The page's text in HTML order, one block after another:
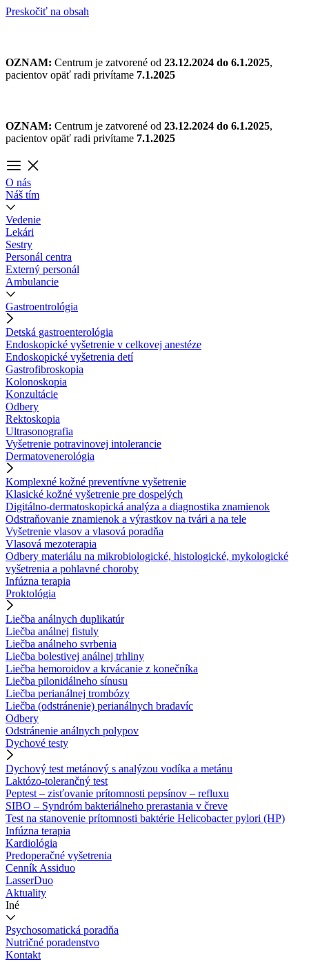
Preskočiť na obsah
OZNAM: Centrum je zatvorené od 23.12.2024 do 6.1.2025,
pacientov opäť radi privítame 7.1.2025
OZNAM: Centrum je zatvorené od 23.12.2024 do 6.1.2025,
pacientov opäť radi privítame 7.1.2025
O nás
Náš tím
Vedenie
Lekári
Sestry
Personál centra
Externý personál
Ambulancie
Gastroentrológia
Detská gastroenterológia
Endoskopické vyšetrenie v celkovej anestéze
Endoskopické vyšetrenia detí
Gastrofibroskopia
Kolonoskopia
Konzultácie
Odbery
Rektoskopia
Ultrasonografia
Vyšetrenie potravinovej intolerancie
Dermatovenerológia
Komplexné kožné preventívne vyšetrenie
Klasické kožné vyšetrenie pre dospelých
Digitálno-dermatoskopická analýza a diagnostika znamienok
Odstraňovanie znamienok a výrastkov na tvári a na tele
Vyšetrenie vlasov a vlasová poradňa
Vlasová mezoterapia
Odbery materiálu na mikrobiologické, histologické, mykologické
vyšetrenia a pohlavné choroby
Infúzna terapia
Proktológia
Liečba análnych duplikatúr
Liečba análnej fistuly
Liečba análneho svrbenia
Liečba bolestivej análnej trhliny
Liečba hemoroidov a krvácanie z konečníka
Liečba pilonidálneho sínusu
Liečba perianálnej trombózy
Liečba (odstránenie) perianálnych bradavíc
Odbery
Odstránenie análnych polypov
Dychové testy
Dychový test metánový s analýzou vodíka a metánu
Laktózo-tolerančný test
Peptest – zisťovanie prítomnosti pepsínov – refluxu
SIBO – Syndróm bakteriálneho prerastania v čreve
Test na stanovenie prítomnosti baktérie Helicobacter pylori (HP)
Infúzna terapia
Kardiológia
Predoperačné vyšetrenia
Cenník Assiduo
LasserDuo
Aktuality
Iné
Psychosomatická poradňa
Nutričné poradenstvo
Kontakt